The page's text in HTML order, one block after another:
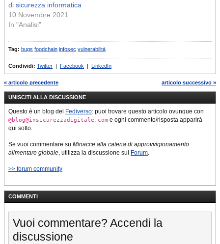
di sicurezza informatica
10 Novembre 2021
In "Analisi"
Tag: bugs foodchain infosec vulnerabilità
Condividi: Twitter | Facebook | LinkedIn
« articolo precedente articolo successivo »
UNISCITI ALLA DISCUSSIONE
Questo è un blog del Fediverso: puoi trovare questo articolo ovunque con
@blog@insicurezzadigitale.com e ogni commento/risposta apparirà
qui sotto.
Se vuoi commentare su Minacce alla catena di approvvigionamento
alimentare globale, utilizza la discussione sul Forum.
>> forum community
COMMENTI
Vuoi commentare? Accendi la
discussione